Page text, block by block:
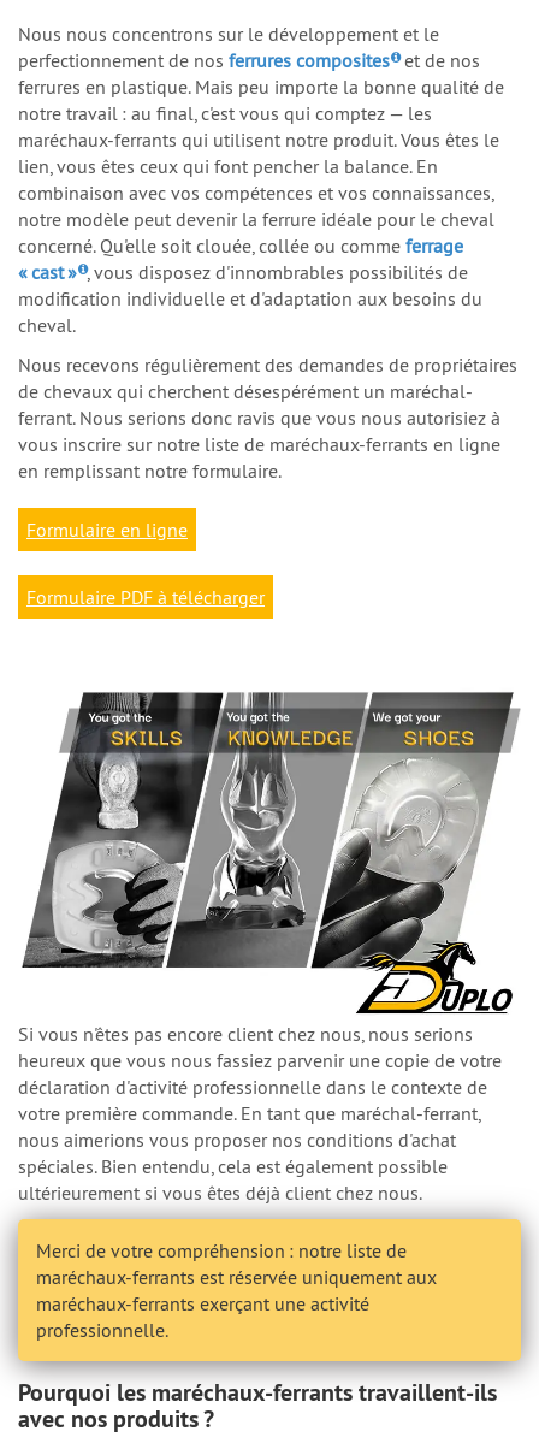
Nous nous concentrons sur le développement et le
perfectionnement de nos ferrures composites et de nos
ferrures en plastique. Mais peu importe la bonne qualité de
notre travail : au final, c'est vous qui comptez — les
maréchaux-ferrants qui utilisent notre produit. Vous êtes le
lien, vous êtes ceux qui font pencher la balance. En
combinaison avec vos compétences et vos connaissances,
notre modèle peut devenir la ferrure idéale pour le cheval
concerné. Qu'elle soit clouée, collée ou comme ferrage
« cast » , vous disposez d'innombrables possibilités de
modification individuelle et d'adaptation aux besoins du
cheval.
Nous recevons régulièrement des demandes de propriétaires
de chevaux qui cherchent désespérément un maréchal-
ferrant. Nous serions donc ravis que vous nous autorisiez à
vous inscrire sur notre liste de maréchaux-ferrants en ligne
en remplissant notre formulaire.
Formulaire en ligne
Formulaire PDF à télécharger
Si vous n'êtes pas encore client chez nous, nous serions
heureux que vous nous fassiez parvenir une copie de votre
déclaration d'activité professionnelle dans le contexte de
votre première commande. En tant que maréchal-ferrant,
nous aimerions vous proposer nos conditions d'achat
spéciales. Bien entendu, cela est également possible
ultérieurement si vous êtes déjà client chez nous.
Merci de votre compréhension : notre liste de
maréchaux-ferrants est réservée uniquement aux
maréchaux-ferrants exerçant une activité
professionnelle.
Pourquoi les maréchaux-ferrants travaillent-ils
avec nos produits ?